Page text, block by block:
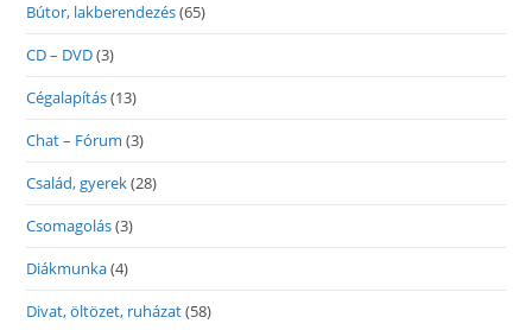
Bútor, lakberendezés(65)
CD – DVD(3)
Cégalapítás(13)
Chat – Fórum (3)
Család, gyerek(28)
Csomagolás(3)
Diákmunka(4)
Divat, öltözet, ruházat(58)